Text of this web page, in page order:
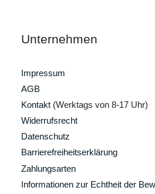
Unternehmen
Impressum
AGB
Kontakt (Werktags von 8-17 Uhr)
Widerrufsrecht
Datenschutz
Barrierefreiheitserklärung
Zahlungsarten
Informationen zur Echtheit der